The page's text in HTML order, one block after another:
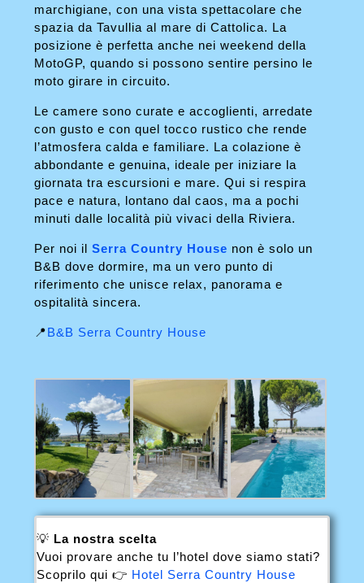
marchigiane, con una vista spettacolare che
spazia da Tavullia al mare di Cattolica. La
posizione è perfetta anche nei weekend della
MotoGP, quando si possono sentire persino le
moto girare in circuito.
Le camere sono curate e accoglienti, arredate
con gusto e con quel tocco rustico che rende
l’atmosfera calda e familiare. La colazione è
abbondante e genuina, ideale per iniziare la
giornata tra escursioni e mare. Qui si respira
pace e natura, lontano dal caos, ma a pochi
minuti dalle località più vivaci della Riviera.
Per noi ilSerra Country House non è solo un
B&B dove dormire, ma un vero punto di
riferimento che unisce relax, panorama e
ospitalità sincera.
📍B&B Serra Country House
💡 La nostra scelta
Vuoi provare anche tu l’hotel dove siamo stati?
Scoprilo qui 👉 Hotel Serra Country House